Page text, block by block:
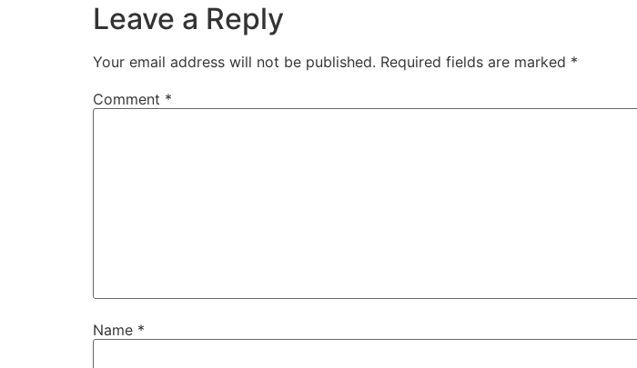
Leave a Reply
Your email address will not be published. Required fields are marked *
Comment *
Name *